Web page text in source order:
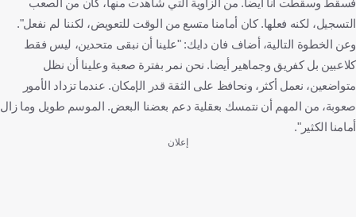
فسقط وسقطت أنا أيضاً. من الزاوية التي شاهدت منها، كان من الصعب
التسجيل، لكنه فعلها. كان أمامنا متسع من الوقت للتعويض، لكننا لم نفعل".
وعن الخطوة التالية، أضاف فان دايك: "علينا أن نبقى متحدين، ليس فقط
كلاعبين بل كفريق وجماهير أيضا. نحن نمر بفترة صعبة وعلينا أن نظل
متواضعين، نعمل أكثر، ونحافظ على الثقة قدر الإمكان. عندما تزداد الأمور
صعوبة، من المهم أن نتمسك بعقلية دعم بعضنا البعض. الموسم طويل وما زال
أمامنا الكثير".
إعلان